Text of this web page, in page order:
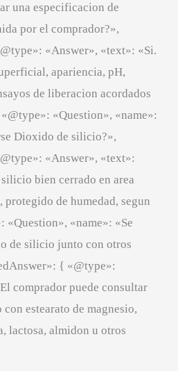
una especificacion de
por el comprador?»,
«Answer», «text»: «Si.
apariencia, pH,
de liberacion acordados
«Question», «name»:
Dioxido de silicio?»,
«Answer», «text»:
bien cerrado en area
protegido de humedad, segun
«name»: «Se
de silicio junto con otros
{ «@type»:
comprador puede consultar
estearato de magnesio,
lactosa, almidon u otros